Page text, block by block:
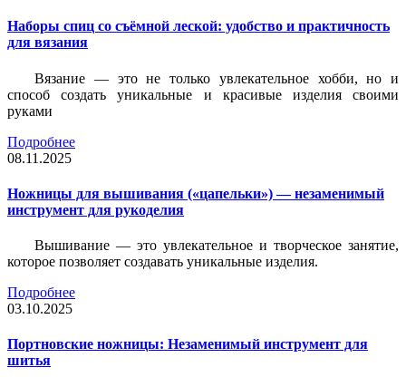
Наборы спиц со съёмной леской: удобство и практичность
для вязания
Вязание — это не только увлекательное хобби, но и
способ создать уникальные и красивые изделия своими
руками
Подробнее
08.11.2025
Ножницы для вышивания («цапельки») — незаменимый
инструмент для рукоделия
Вышивание — это увлекательное и творческое занятие,
которое позволяет создавать уникальные изделия.
Подробнее
03.10.2025
Портновские ножницы: Незаменимый инструмент для
шитья